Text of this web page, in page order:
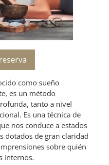
como sueño
es un método
tanto a nivel
Es una técnica de
nos conduce a estados
dotados de gran claridad
sobre quién
internos.